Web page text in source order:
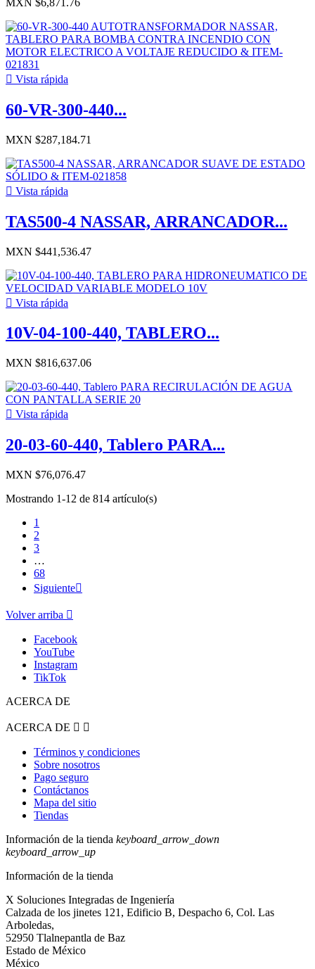
MXN $6,871.76
 Vista rápida
60-VR-300-440...
MXN $287,184.71
 Vista rápida
TAS500-4 NASSAR, ARRANCADOR...
MXN $441,536.47
 Vista rápida
10V-04-100-440, TABLERO...
MXN $816,637.06
 Vista rápida
20-03-60-440, Tablero PARA...
MXN $76,076.47
Mostrando 1-12 de 814 artículo(s)
1
2
3
…
68
Siguiente
Volver arriba 
Facebook
YouTube
Instagram
TikTok
ACERCA DE
ACERCA DE  
Términos y condiciones
Sobre nosotros
Pago seguro
Contáctanos
Mapa del sitio
Tiendas
Información de la tienda keyboard_arrow_down
keyboard_arrow_up
Información de la tienda
X Soluciones Integradas de Ingeniería
Calzada de los jinetes 121, Edificio B, Despacho 6, Col. Las
Arboledas,
52950 Tlalnepantla de Baz
Estado de México
México